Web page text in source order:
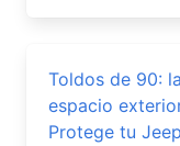
Toldos de 90:
espacio
Protege tu